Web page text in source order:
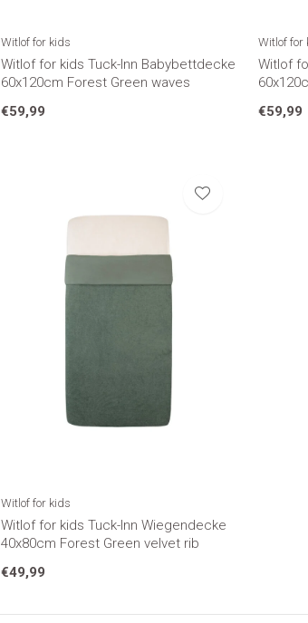
Witlof for kids
Witlof for kids Tuck-Inn Babybettdecke
60x120cm Forest Green waves
€59,99
Witlof for
Witlof
€59,99
Witlof for kids
Witlof for kids Tuck-Inn Wiegendecke
40x80cm Forest Green velvet rib
€49,99